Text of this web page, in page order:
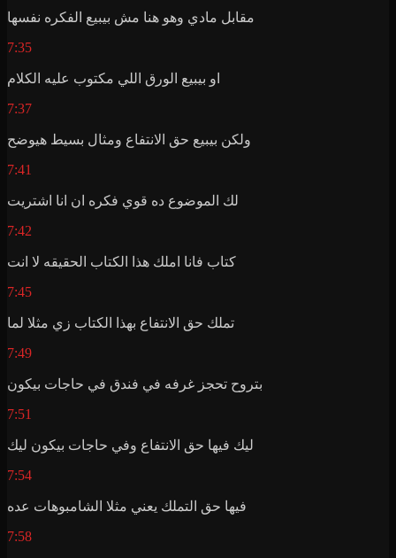
مقابل مادي وهو هنا مش بيبيع الفكره نفسها
7:35
او بيبيع الورق اللي مكتوب عليه الكلام
7:37
ولكن بيبيع حق الانتفاع ومثال بسيط هيوضح
7:41
لك الموضوع ده قوي فكره ان انا اشتريت
7:42
كتاب فانا املك هذا الكتاب الحقيقه لا انت
7:45
تملك حق الانتفاع بهذا الكتاب زي مثلا لما
7:49
بتروح تحجز غرفه في فندق في حاجات بيكون
7:51
ليك فيها حق الانتفاع وفي حاجات بيكون ليك
7:54
فيها حق التملك يعني مثلا الشامبوهات عده
7:58